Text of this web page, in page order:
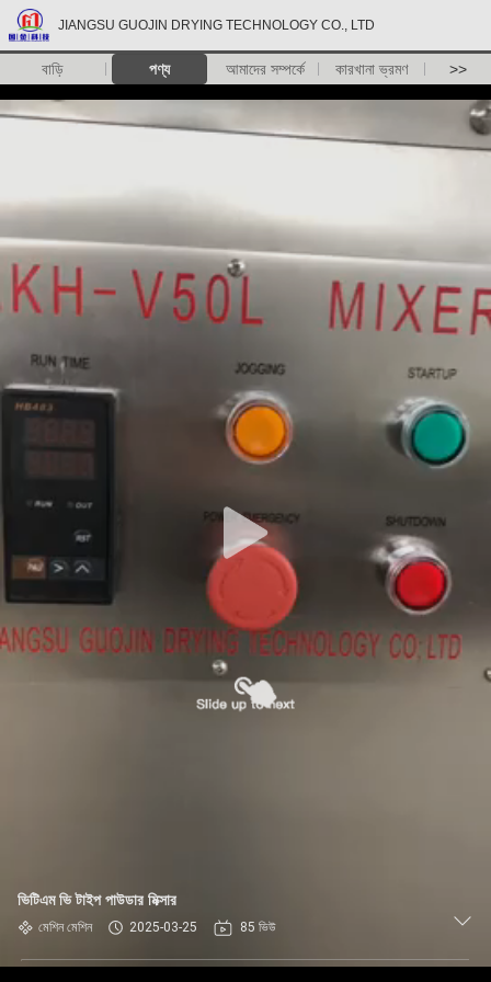
JIANGSU GUOJIN DRYING TECHNOLOGY CO., LTD
বাড়ি পণ্য আমাদের সম্পর্কে কারখানা ভ্রমণ >>
ভিটিএম ভি টাইপ পাউডার মিক্সার
মেশিন মেশিন 2025-03-25 85 ভিউ